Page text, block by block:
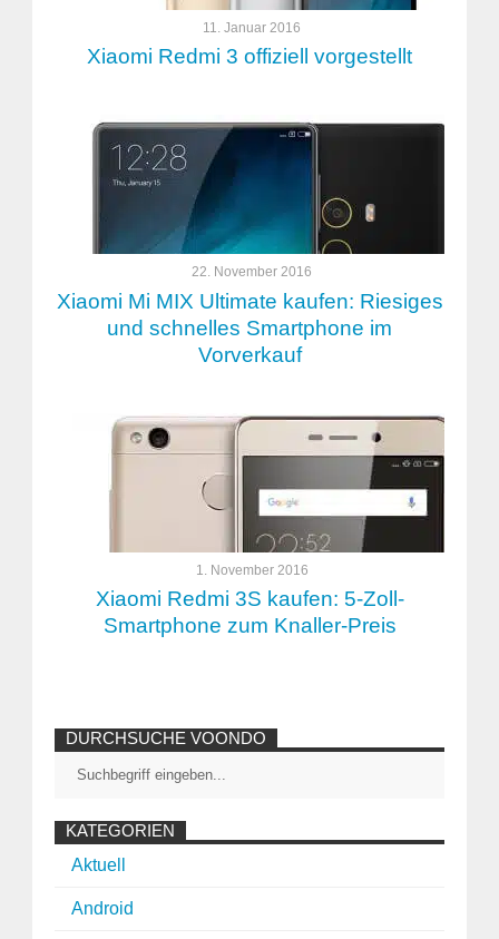
11. Januar 2016
Xiaomi Redmi 3 offiziell vorgestellt
22. November 2016
Xiaomi Mi MIX Ultimate kaufen: Riesiges
und schnelles Smartphone im
Vorverkauf
1. November 2016
Xiaomi Redmi 3S kaufen: 5-Zoll-
Smartphone zum Knaller-Preis
DURCHSUCHE VOONDO
KATEGORIEN
Aktuell
Android